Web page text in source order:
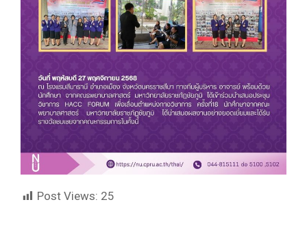
Post Views: 25